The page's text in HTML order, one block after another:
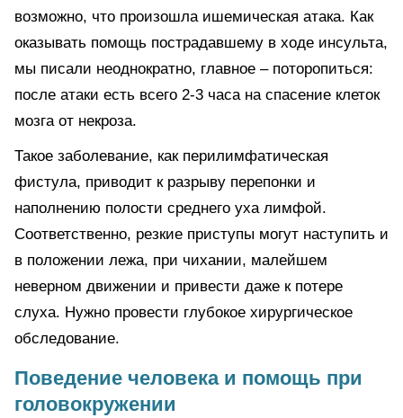
возможно, что произошла ишемическая атака. Как
оказывать помощь пострадавшему в ходе инсульта,
мы писали неоднократно, главное – поторопиться:
после атаки есть всего 2-3 часа на спасение клеток
мозга от некроза.
Такое заболевание, как перилимфатическая
фистула, приводит к разрыву перепонки и
наполнению полости среднего уха лимфой.
Соответственно, резкие приступы могут наступить и
в положении лежа, при чихании, малейшем
неверном движении и привести даже к потере
слуха. Нужно провести глубокое хирургическое
обследование.
Поведение человека и помощь при
головокружении